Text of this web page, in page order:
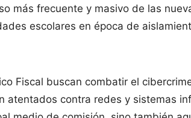
más frecuente y masivo de las
escolares en época de
Fiscal buscan combatir el
atentados contra redes y sistemas